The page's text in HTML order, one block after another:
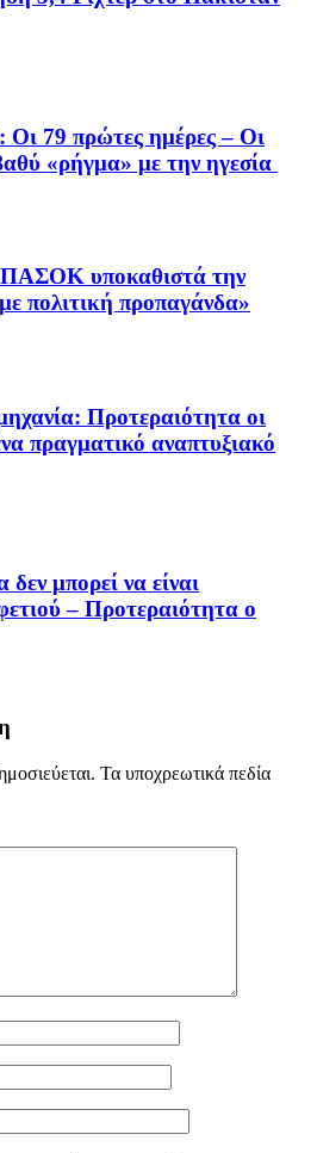
79 πρώτες ημέρες – Οι
«ρήγμα» με την ηγεσία
υποκαθιστά την
πολιτική προπαγάνδα»
Προτεραιότητα οι
πραγματικό αναπτυξιακό
μπορεί να είναι
– Προτεραιότητα ο
Τα υποχρεωτικά πεδία